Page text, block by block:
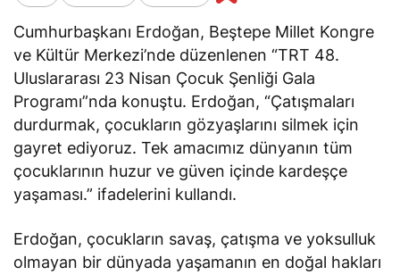
Cumhurbaşkanı Erdoğan, Beştepe Millet Kongre
ve Kültür Merkezi’nde düzenlenen “TRT 48.
Uluslararası 23 Nisan Çocuk Şenliği Gala
Programı”nda konuştu. Erdoğan, “Çatışmaları
durdurmak, çocukların gözyaşlarını silmek için
gayret ediyoruz. Tek amacımız dünyanın tüm
çocuklarının huzur ve güven içinde kardeşçe
yaşaması.” ifadelerini kullandı.
Erdoğan, çocukların savaş, çatışma ve yoksulluk
olmayan bir dünyada yaşamanın en doğal hakları